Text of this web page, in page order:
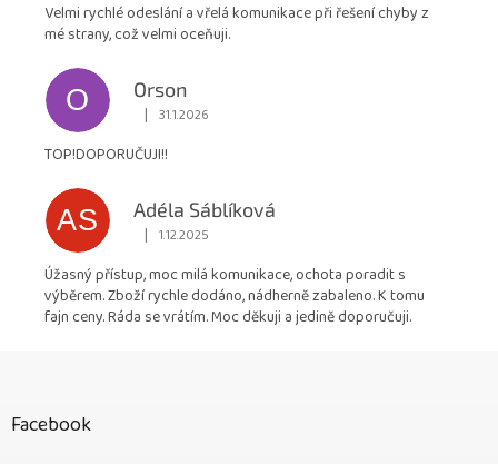
Velmi rychlé odeslání a vřelá komunikace při řešení chyby z
mé strany, což velmi oceňuji.
O
Orson
Hodnocení obchodu je 5 z 5 hvězdiček.
| 31.1.2026
TOP!DOPORUČUJI!!
AS
Adéla Sáblíková
Hodnocení obchodu je 5 z 5 hvězdiček.
| 1.12.2025
Úžasný přístup, moc milá komunikace, ochota poradit s
výběrem. Zboží rychle dodáno, nádherně zabaleno. K tomu
fajn ceny. Ráda se vrátím. Moc děkuji a jedině doporučuji.
Facebook